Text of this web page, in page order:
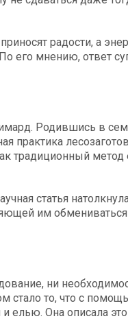
радости, а
его мнению, ответ
Родившись в
практика
традиционный метод
статья
им
ни
стало то, что с
елью. Она описала